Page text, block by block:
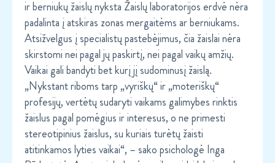
ir berniukų žaislų nyksta Žaislų laboratorijos erdvė nėra
padalinta į atskiras zonas mergaitėms ar berniukams.
Atsižvelgus į specialistų pastebėjimus, čia žaislai nėra
skirstomi nei pagal jų paskirtį, nei pagal vaikų amžių.
Vaikai gali bandyti bet kurį jį sudominusį žaislą.
„Nykstant riboms tarp „vyriškų“ ir „moteriškų“
profesijų, vertėtų sudaryti vaikams galimybes rinktis
žaislus pagal pomėgius ir interesus, o ne primesti
stereotipinius žaislus, su kuriais turėtų žaisti
atitinkamos lyties vaikai“, – sako psichologė Inga